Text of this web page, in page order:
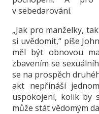
v sebedarování.
„Jak pro manželky,
si uvědomit,“ píše
měl být obnovou
zbavením se
se na prospěch
akt nepřináší
uspokojení, kolik by
může stát vědomým